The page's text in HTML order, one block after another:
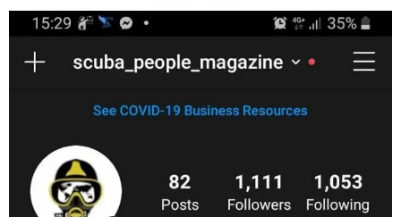
scuba_people_magazine